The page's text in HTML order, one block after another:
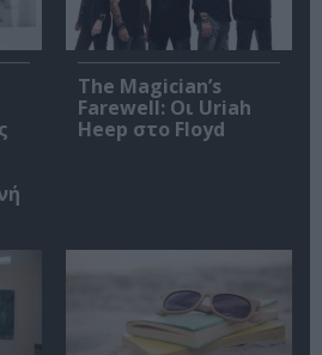
The Magician’s
Farewell: Οι Uriah
Heep στο Floyd